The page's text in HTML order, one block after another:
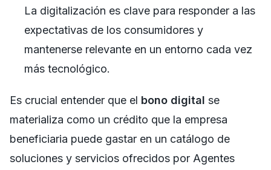
La digitalización es clave para responder a las
expectativas de los consumidores y
mantenerse relevante en un entorno cada vez
más tecnológico.
Es crucial entender que el bono digital se
materializa como un crédito que la empresa
beneficiaria puede gastar en un catálogo de
soluciones y servicios ofrecidos por Agentes